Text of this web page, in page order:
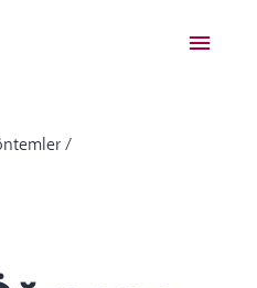
/